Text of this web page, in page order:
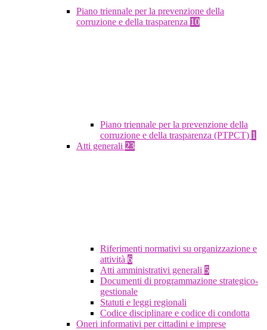
Piano triennale per la prevenzione della
corruzione e della trasparenza 10
Piano triennale per la prevenzione della
corruzione e della trasparenza (PTPCT) 1
Atti generali 23
Riferimenti normativi su organizzazione e
attività 6
Atti amministrativi generali 5
Documenti di programmazione strategico-
gestionale
Statuti e leggi regionali
Codice disciplinare e codice di condotta
Oneri informativi per cittadini e imprese